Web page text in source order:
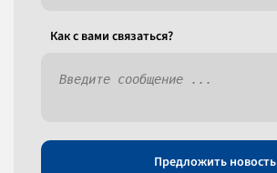
Как c вами связаться?
Предложить новость